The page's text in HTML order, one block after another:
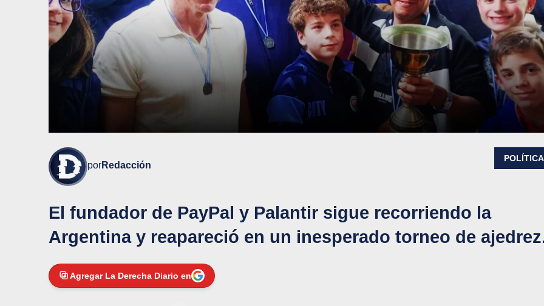
porRedacción
POLÍTICA
El fundador de PayPal y Palantir sigue recorriendo la
Argentina y reapareció en un inesperado torneo de
Agregar La Derecha Diario en